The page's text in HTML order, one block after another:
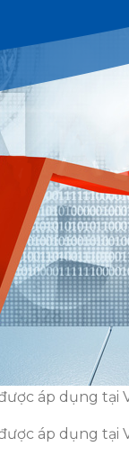
áp dụng tại
áp dụng tại